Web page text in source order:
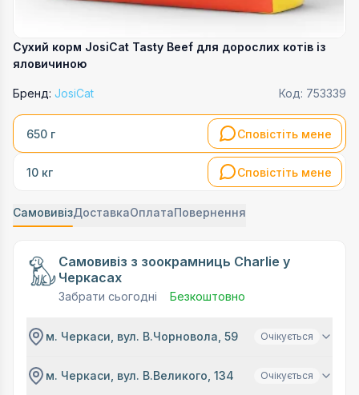
Сухий корм JosiCat Tasty Beef для дорослих котів із
яловичиною
Бренд: JosiCat Код: 753339
650 г Сповістіть мене
10 кг Сповістіть мене
СамовивізДоставкаОплатаПовернення
Самовивіз з зоокрамниць Charlie у
Черкасах
Забрати сьогодні Безкоштовно
м. Черкаси, вул. В.Чорновола, 59 Очікується
м. Черкаси, вул. В.Великого, 134 Очікується